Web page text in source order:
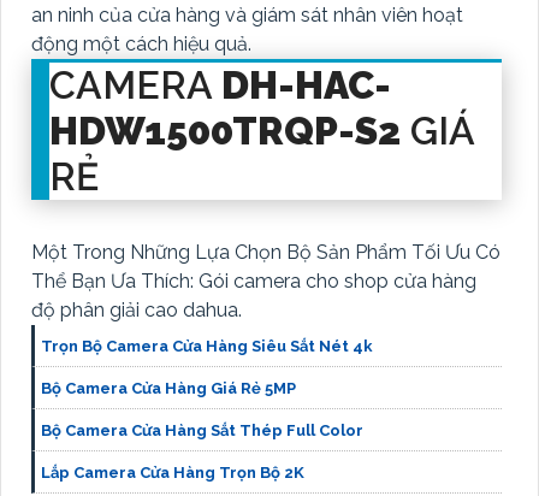
an ninh của cửa hàng và giám sát nhân viên hoạt
động một cách hiệu quả.
CAMERA DH-HAC-
HDW1500TRQP-S2 GIÁ
RẺ
Một Trong Những Lựa Chọn Bộ Sản Phẩm Tối Ưu Có
Thể Bạn Ưa Thích: Gói camera cho shop cửa hàng
độ phân giải cao dahua.
Trọn Bộ Camera Cửa Hàng Siêu Sắt Nét 4k
Bộ Camera Cửa Hàng Giá Rẻ 5MP
Bộ Camera Cửa Hàng Sắt Thép Full Color
Lắp Camera Cửa Hàng Trọn Bộ 2K